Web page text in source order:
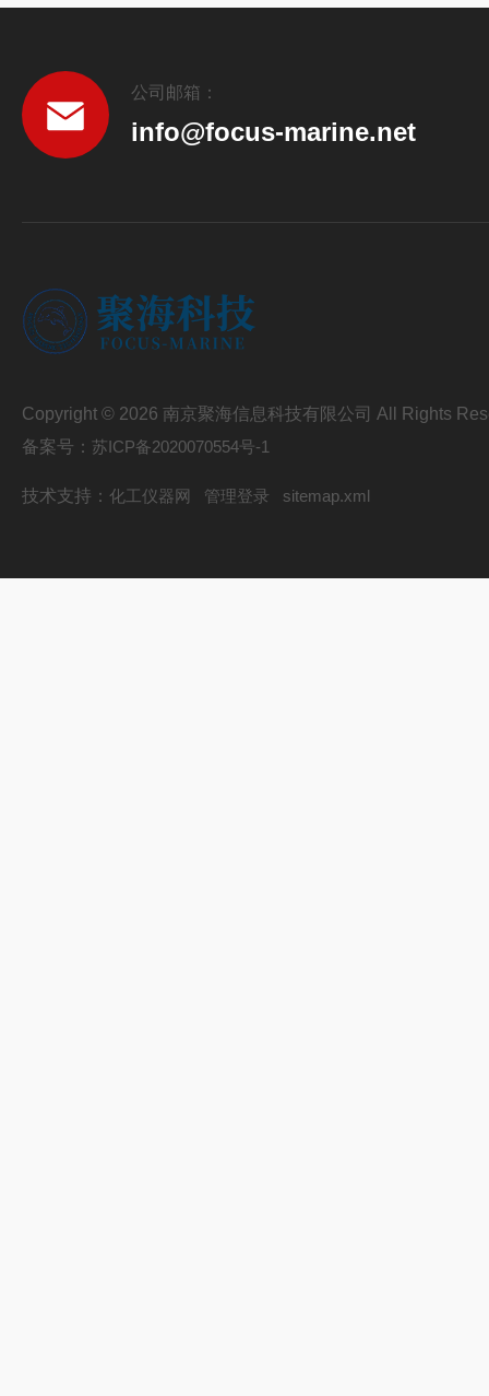
公司邮箱：
info@focus-marine.net
Copyright © 2026 南京聚海信息科技有限公司 All Rights
备案号： 苏ICP备2020070554号-1
技术支持： 化工仪器网 管理登录 sitemap.xml